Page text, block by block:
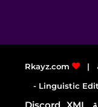
Rkayz.com
Linguistic